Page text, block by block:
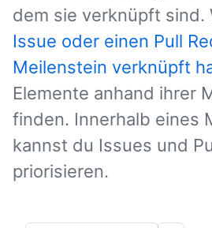
dem sie verknüpft sind.
Issue oder einen Pull
Meilenstein verknüpft
Elemente anhand ihrer
finden. Innerhalb eines
kannst du Issues und
priorisieren.